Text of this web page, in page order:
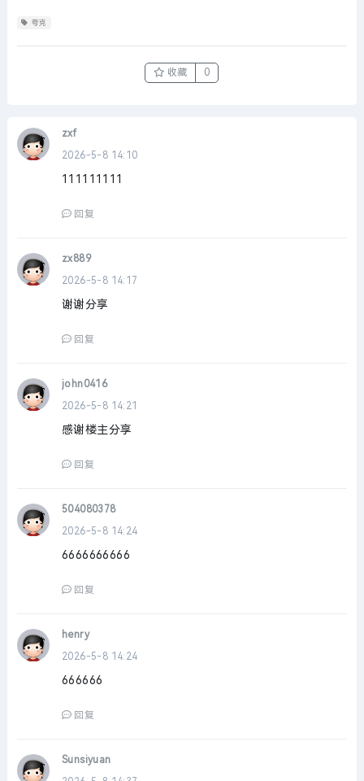
夸克
收藏 0
zxf
2026-5-8 14:10
111111111
回复
zx889
2026-5-8 14:17
谢谢分享
回复
john0416
2026-5-8 14:21
感谢楼主分享
回复
504080378
2026-5-8 14:24
6666666666
回复
henry
2026-5-8 14:24
666666
回复
Sunsiyuan